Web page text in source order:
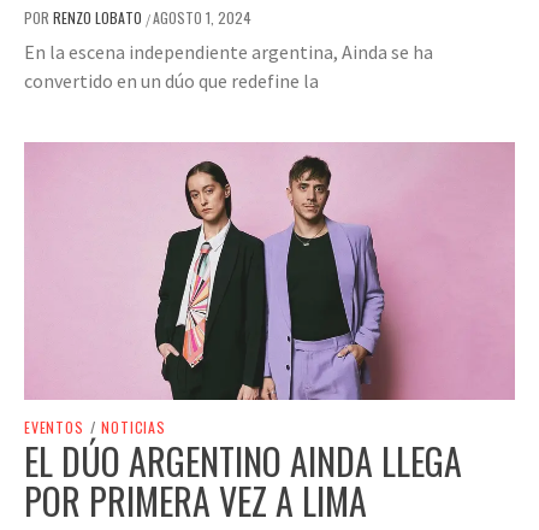
POR RENZO LOBATO /AGOSTO 1, 2024
En la escena independiente argentina, Ainda se ha
convertido en un dúo que redefine la
EVENTOS / NOTICIAS
EL DÚO ARGENTINO AINDA LLEGA
POR PRIMERA VEZ A LIMA